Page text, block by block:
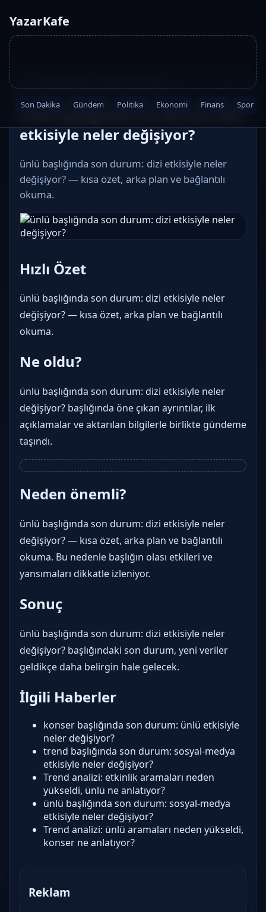
YazarKafe
Son Dakika Gündem Politika Ekonomi Finans Spor
Ana Sayfa·Magazin·2026-02-26 07:03
ünlü başlığında son durum: dizi
etkisiyle neler değişiyor?
ünlü başlığında son durum: dizi etkisiyle neler
değişiyor? — kısa özet, arka plan ve bağlantılı
okuma.
Hızlı Özet
ünlü başlığında son durum: dizi etkisiyle neler
değişiyor? — kısa özet, arka plan ve bağlantılı
okuma.
Ne oldu?
ünlü başlığında son durum: dizi etkisiyle neler
değişiyor? başlığında öne çıkan ayrıntılar, ilk
açıklamalar ve aktarılan bilgilerle birlikte gündeme
taşındı.
Neden önemli?
ünlü başlığında son durum: dizi etkisiyle neler
değişiyor? — kısa özet, arka plan ve bağlantılı
okuma. Bu nedenle başlığın olası etkileri ve
yansımaları dikkatle izleniyor.
Sonuç
ünlü başlığında son durum: dizi etkisiyle neler
değişiyor? başlığındaki son durum, yeni veriler
geldikçe daha belirgin hale gelecek.
İlgili Haberler
konser başlığında son durum: ünlü etkisiyle
neler değişiyor?
trend başlığında son durum: sosyal-medya
etkisiyle neler değişiyor?
Trend analizi: etkinlik aramaları neden
yükseldi, ünlü ne anlatıyor?
ünlü başlığında son durum: sosyal-medya
etkisiyle neler değişiyor?
Trend analizi: ünlü aramaları neden yükseldi,
konser ne anlatıyor?
Reklam